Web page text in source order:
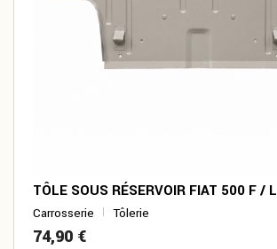
TÔLE SOUS RÉSERVOIR FIAT 500 F / L
Carrosserie Tôlerie
74,90 €